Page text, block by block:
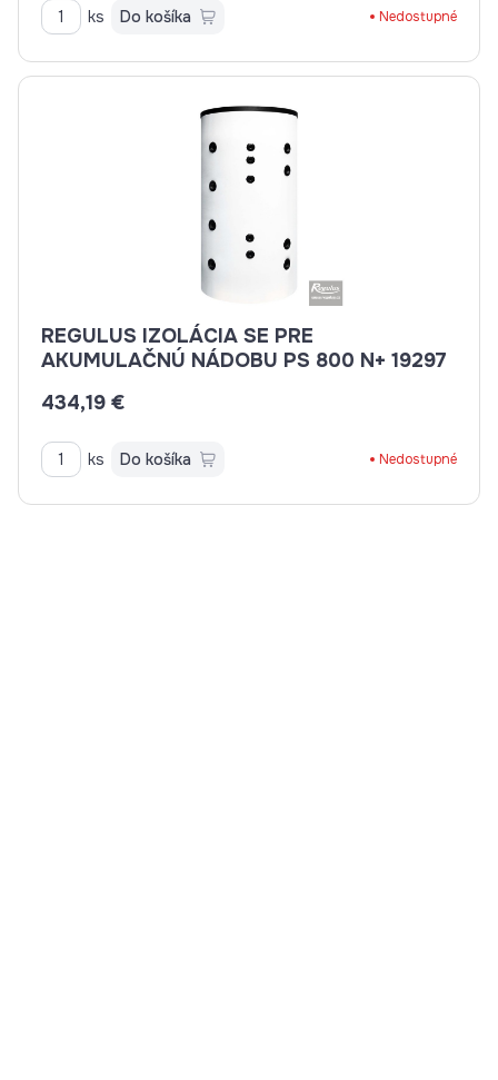
ks Do košíka Nedostupné
REGULUS IZOLÁCIA SE PRE
AKUMULAČNÚ NÁDOBU PS 800 N+ 19297
434,19 €
ks Do košíka Nedostupné